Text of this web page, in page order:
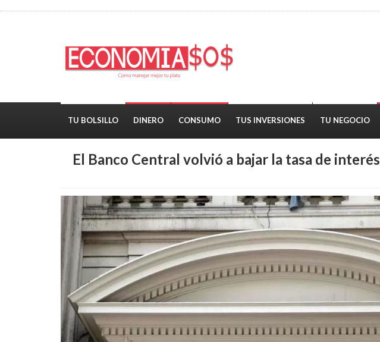
TU BOLSILLO DINERO CONSUMO TUS INVERSIONES TU NEGOCIO
El Banco Central volvió a bajar la tasa de interés